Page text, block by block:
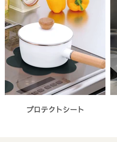
プロテクトシート